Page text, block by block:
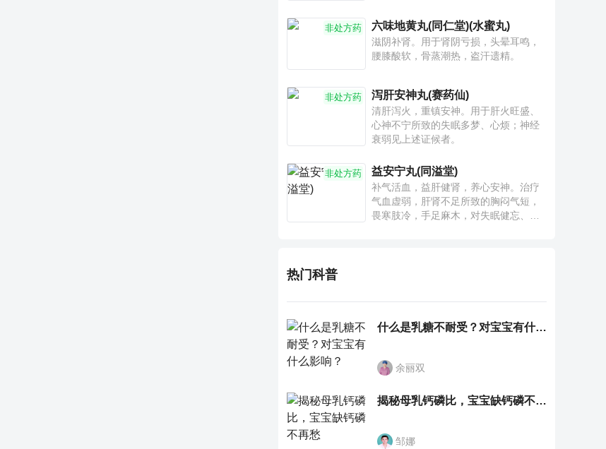
非处方药 六味地黄丸(同仁堂)(水蜜丸)
滋阴补肾。用于肾阴亏损，头晕耳鸣，
腰膝酸软，骨蒸潮热，盗汗遗精。
非处方药 泻肝安神丸(赛药仙)
清肝泻火，重镇安神。用于肝火旺盛、
心神不宁所致的失眠多梦、心烦；神经
衰弱见上述证候者。
非处方药 益安宁丸(同溢堂)
补气活血，益肝健肾，养心安神。治疗
气血虚弱，肝肾不足所致的胸闷气短，
畏寒肢冷，手足麻木，对失眠健忘、神
热门科普
什么是乳糖不耐受？对宝宝有什么影响？
余丽双
揭秘母乳钙磷比，宝宝缺钙磷不再愁
邹娜